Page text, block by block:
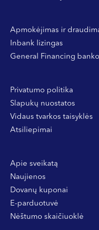
Apmokėjimas ir
Inbank lizingas
General Financing
Privatumo politika
Slapukų nuostatos
Vidaus tvarkos taisyklės
Atsiliepimai
Apie sveikatą
Naujienos
Dovanų kuponai
E-parduotuvė
Nėštumo skaičiuoklė